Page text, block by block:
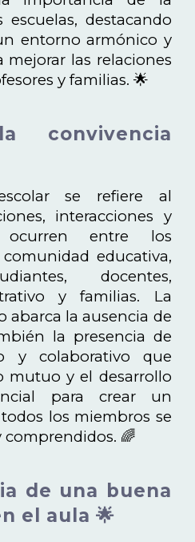
destacando
entorno armónico y
mejorar las relaciones
y familias. 🌟
convivencia
se refiere al
interacciones y
ocurren entre los
educativa,
docentes,
y familias. La
abarca la ausencia de
la presencia de
y colaborativo que
mutuo y el desarrollo
para crear un
los miembros se
comprendidos. 🌈
de una buena
el aula 🌟